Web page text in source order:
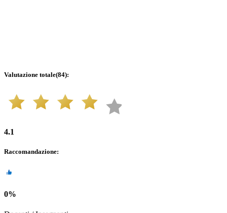
Valutazione totale(84):
4.1
Raccomandazione:
0%